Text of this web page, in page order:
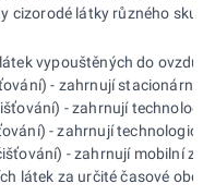
cizorodé látky různého
vypouštěných do
- zahrnují stacionární
- zahrnují
- zahrnují
- zahrnují mobilní
látek za určité časové